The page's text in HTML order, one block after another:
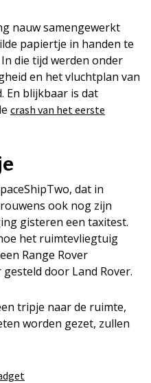
nauw samengewerkt
papiertje in handen te
die tijd werden onder
en het vluchtplan van
En blijkbaar is dat
crash van het eerste
dat in
ook nog zijn
gisteren een taxitest.
het ruimtevliegtuig
Range Rover
door Land Rover.
tripje naar de ruimte,
worden gezet, zullen